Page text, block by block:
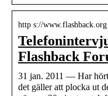
http s://www.flashback.org
Flashback
31 jan. 2011 — Har
det gäller att plocka ut